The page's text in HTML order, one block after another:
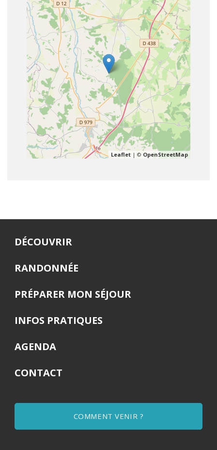
Leaflet | © OpenStreetMap
DÉCOUVRIR
RANDONNÉE
PRÉPARER MON SÉJOUR
INFOS PRATIQUES
AGENDA
CONTACT
COMMENT VENIR ?